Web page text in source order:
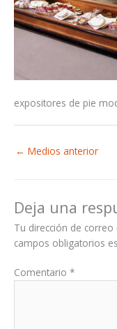
expositores de pie
← Medios anterior
Deja una
Tu dirección de
campos obligatorios
Comentario *